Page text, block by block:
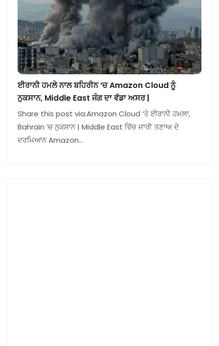
ਈਰਾਨੀ ਹਮਲੇ ਨਾਲ ਬਹਿਰੀਨ ‘ਚ Amazon Cloud ਨੂੰ
ਨੁਕਸਾਨ, Middle East ਜੰਗ ਦਾ ਵੱਡਾ ਅਸਰ |
Share this post via:Amazon Cloud ‘ਤੇ ਈਰਾਨੀ ਹਮਲਾ,
Bahrain ‘ਚ ਨੁਕਸਾਨ | Middle East ਵਿੱਚ ਜਾਰੀ ਤਣਾਅ ਦੇ
ਦਰਮਿਆਨ Amazon…